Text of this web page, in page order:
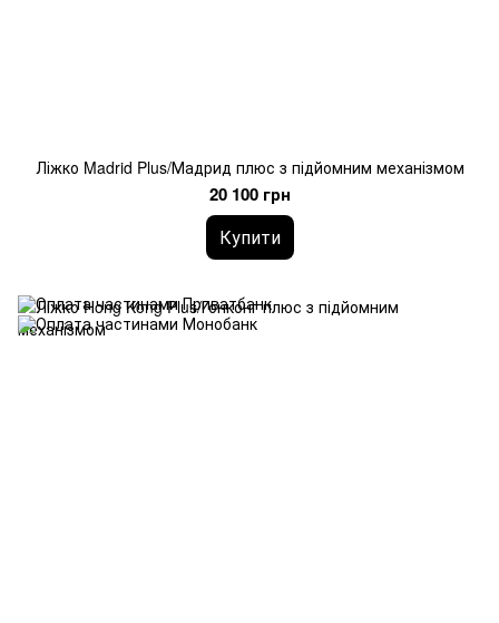
Ліжко Madrid Plus/Мадрид плюс з підйомним механізмом
20 100 грн
Купити